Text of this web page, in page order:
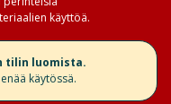
käyttöä.
tilin luomista.
käytössä.